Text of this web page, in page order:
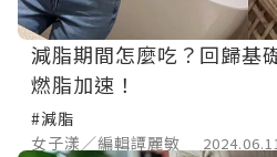
減脂期間怎麼吃？回歸基
燃脂加速！
#減脂
女子漾／編輯譚麗敏
2024.06.11